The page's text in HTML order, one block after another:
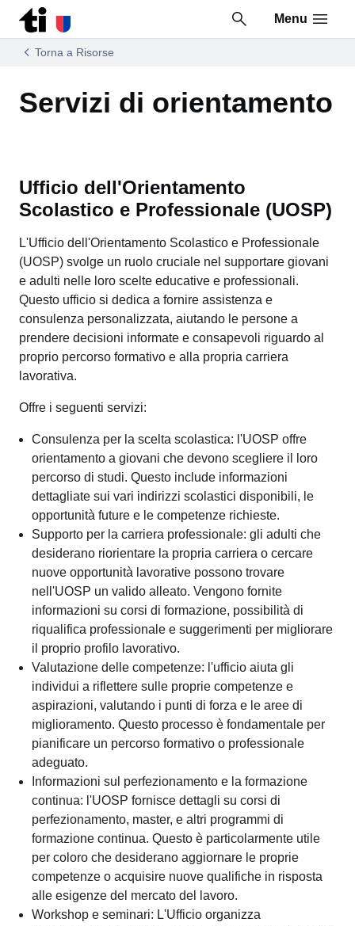
Vai al contenuto della pagina
Vai al piè di pagina
Menu
Torna a Risorse
Servizi di orientamento
Ufficio dell'Orientamento
Scolastico e Professionale (UOSP)
L'Ufficio dell'Orientamento Scolastico e Professionale
(UOSP) svolge un ruolo cruciale nel supportare giovani
e adulti nelle loro scelte educative e professionali.
Questo ufficio si dedica a fornire assistenza e
consulenza personalizzata, aiutando le persone a
prendere decisioni informate e consapevoli riguardo al
proprio percorso formativo e alla propria carriera
lavorativa.
Offre i seguenti servizi:
Consulenza per la scelta scolastica: l'UOSP offre
orientamento a giovani che devono scegliere il loro
percorso di studi. Questo include informazioni
dettagliate sui vari indirizzi scolastici disponibili, le
opportunità future e le competenze richieste.
Supporto per la carriera professionale: gli adulti che
desiderano riorientare la propria carriera o cercare
nuove opportunità lavorative possono trovare
nell'UOSP un valido alleato. Vengono fornite
informazioni su corsi di formazione, possibilità di
riqualifica professionale e suggerimenti per migliorare
il proprio profilo lavorativo.
Valutazione delle competenze: l'ufficio aiuta gli
individui a riflettere sulle proprie competenze e
aspirazioni, valutando i punti di forza e le aree di
miglioramento. Questo processo è fondamentale per
pianificare un percorso formativo o professionale
adeguato.
Informazioni sul perfezionamento e la formazione
continua: l'UOSP fornisce dettagli su corsi di
perfezionamento, master, e altri programmi di
formazione continua. Questo è particolarmente utile
per coloro che desiderano aggiornare le proprie
competenze o acquisire nuove qualifiche in risposta
alle esigenze del mercato del lavoro.
Workshop e seminari: L'Ufficio organizza